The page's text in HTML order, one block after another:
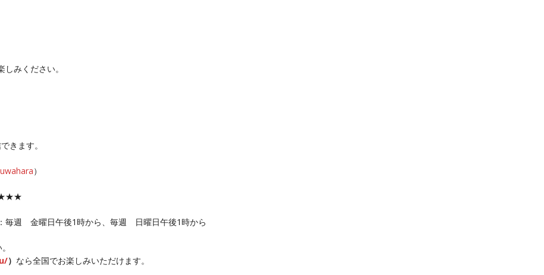
みください。
きます。
）
毎週 金曜日午後1時から、毎週 日曜日午後1時から
） なら全国でお楽しみいただけます。